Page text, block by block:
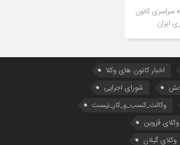
سراسری کانون
ایران
اخبار کانون های وکلا
شورای اجرایی
وکالت_کسب_و_کار_نیست
قزوین
وکلای گیلان